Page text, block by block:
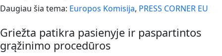
Daugiau šia tema: Europos Komisija, PRESS CORNER EU
Griežta patikra pasienyje ir paspartintos
grąžinimo procedūros